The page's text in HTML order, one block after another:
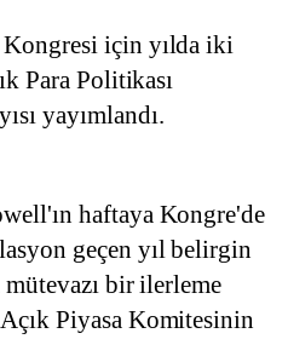
için yılda iki
Para Politikası
yayımlandı.
haftaya Kongre'de
geçen yıl belirgin
bir ilerleme
Piyasa Komitesinin